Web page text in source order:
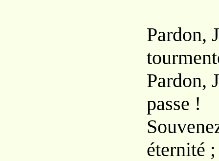
Pardon,
Pardon,
passe !
éternité ;